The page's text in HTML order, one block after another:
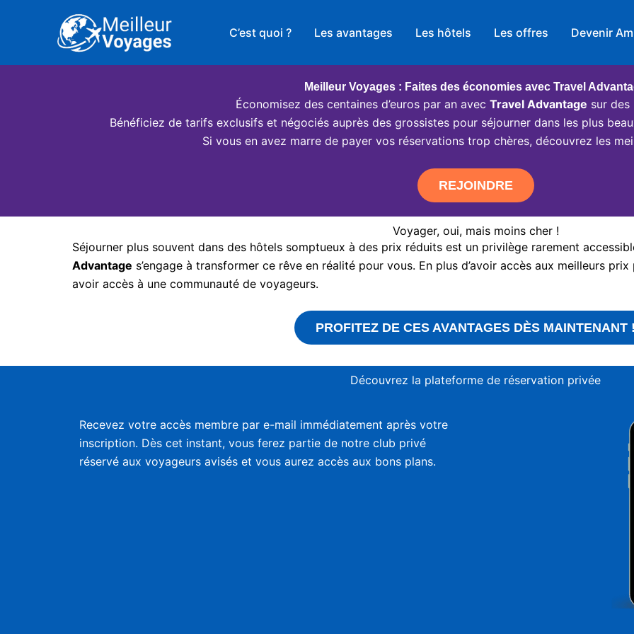
C’est quoi ? Les avantages Les hôtels Les offres Devenir
Meilleur Voyages : Faites des économies avec Travel
Économisez des centaines d’euros par an avec Travel Advantage sur des
Bénéficiez de tarifs exclusifs et négociés auprès des grossistes pour séjourner dans les plus
Si vous en avez marre de payer vos réservations trop chères, découvrez les
REJOINDRE
Voyager, oui, mais moins cher !
Séjourner plus souvent dans des hôtels somptueux à des prix réduits est un privilège rarement
Advantage s’engage à transformer ce rêve en réalité pour vous. En plus d’avoir accès aux meilleurs
avoir accès à une communauté de voyageurs.
PROFITEZ DE CES AVANTAGES DÈS MAINTENANT
Découvrez la plateforme de réservation privée
Recevez votre accès membre par e-mail immédiatement après votre
inscription. Dès cet instant, vous ferez partie de notre club privé
réservé aux voyageurs avisés et vous aurez accès aux bons plans.